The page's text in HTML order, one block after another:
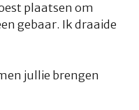
plaatsen om
gebaar. Ik draaide
jullie brengen